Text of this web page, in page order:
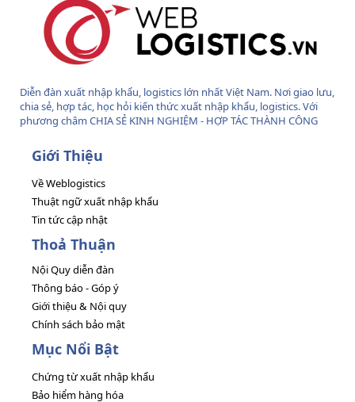
Diễn đàn xuất nhập khẩu, logistics lớn nhất Việt Nam. Nơi giao lưu,
chia sẻ, hợp tác, học hỏi kiến thức xuất nhập khẩu, logistics. Với
phương châm CHIA SẺ KINH NGHIỆM - HỢP TÁC THÀNH CÔNG
Giới Thiệu
Về Weblogistics
Thuật ngữ xuất nhập khẩu
Tin tức cập nhật
Thoả Thuận
Nội Quy diễn đàn
Thông báo - Góp ý
Giới thiệu & Nội quy
Chính sách bảo mật
Mục Nổi Bật
Chứng từ xuất nhập khẩu
Bảo hiểm hàng hóa